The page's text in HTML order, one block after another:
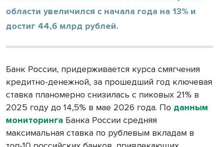
области увеличился с начала года на 13% и
достиг 44,6 млрд рублей.
Банк России, придерживается курса смягчения
кредитно-денежной, за прошедший год ключевая
ставка планомерно снизилась с пиковых 21% в
2025 году до 14,5% в мае 2026 года. По данным
мониторинга Банка России средняя
максимальная ставка по рублевым вкладам в